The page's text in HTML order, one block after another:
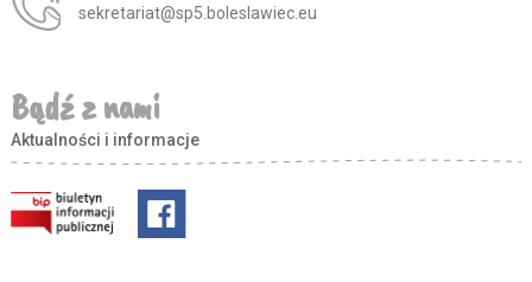
sekretariat@sp5.boleslawiec.eu
Bądź z nami
Aktualności i informacje